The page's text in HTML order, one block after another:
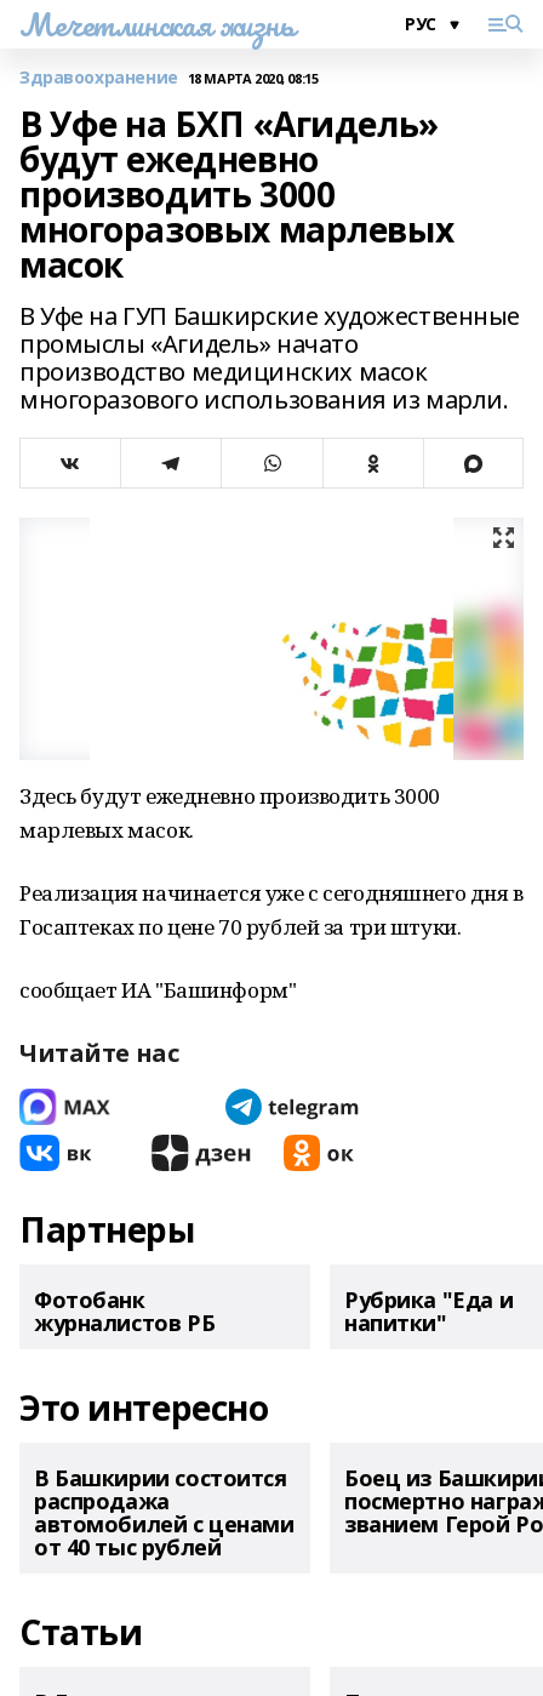
Мечетлинская жизнь
Здравоохранение 18 МАРТА 2020, 08:15
В Уфе на БХП «Агидель»
будут ежедневно
производить 3000
многоразовых марлевых
масок
В Уфе на ГУП Башкирские художественные
промыслы «Агидель» начато
производство медицинских масок
многоразового использования из марли.
Здесь будут ежедневно производить 3000
марлевых масок.
Реализация начинается уже с сегодняшнего дня в
Госаптеках по цене 70 рублей за три штуки.
сообщает ИА "Башинформ"
Читайте нас
Партнеры
Фотобанк
журналистов РБ
Рубрика "Еда и
напитки"
Это интересно
В Башкирии состоится
распродажа
автомобилей с ценами
от 40 тыс рублей
Боец из
посмертно
званием Герой
Статьи